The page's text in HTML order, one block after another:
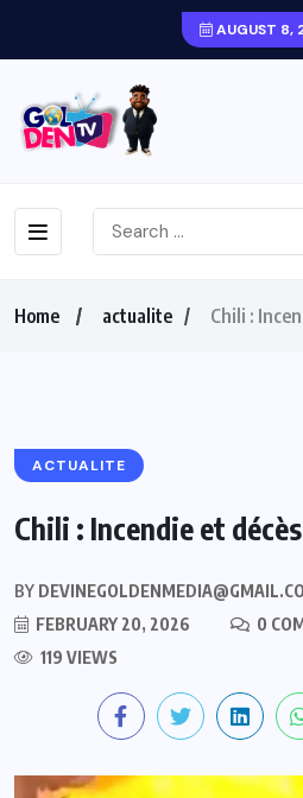
AUGUST 8,
Home actualite Chili :
ACTUALITE
Chili : Incendie et décès
BY
FEBRUARY 20, 2026
0
119 VIEWS